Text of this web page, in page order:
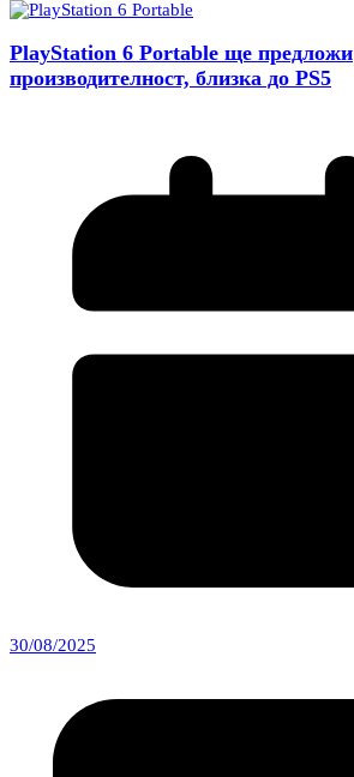
PlayStation 6 Portable ще предложи
производителност, близка до PS5
30/08/2025